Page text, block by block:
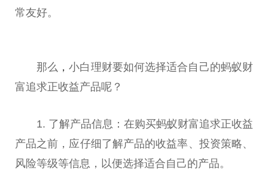
常友好。
那么 ，小白理财要如何选择适合自己的蚂蚁财
富追求正收益产品呢？
1. 了解产品信息：在购买蚂蚁财富追求正收益
产品之前，应仔细了解产品的收益率、投资策略、
风险等级等信息，以便选择适合自己的产品。